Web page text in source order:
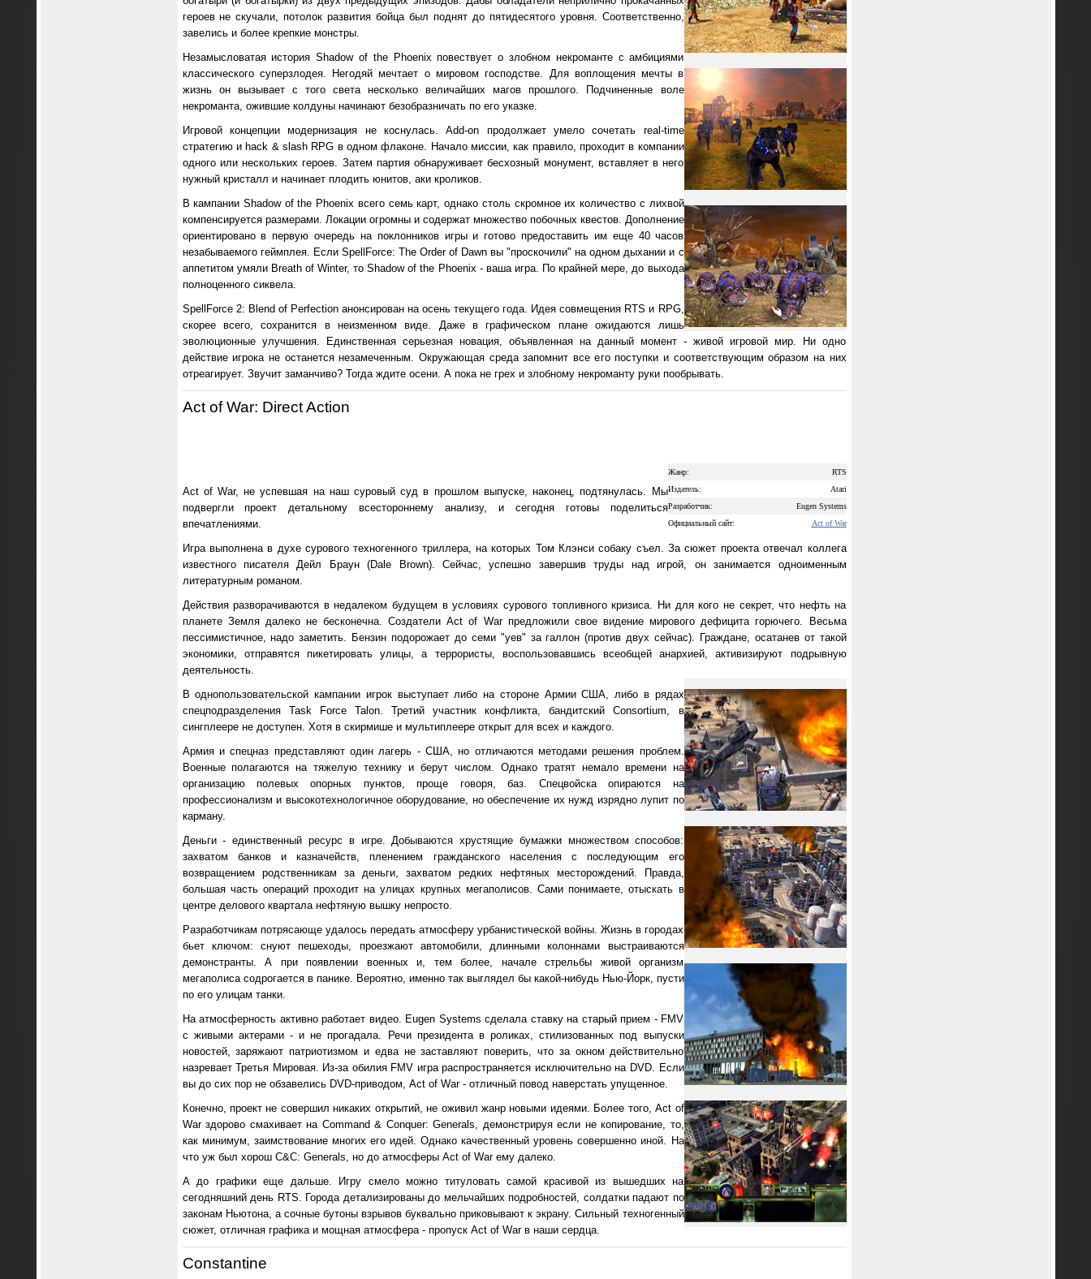
героев не скучали, потолок развития бойца был поднят до пятидесятого уровня. Соответственно,
завелись и более крепкие монстры.
Незамысловатая история Shadow of the Phoenix повествует о злобном некроманте с амбициями
классического суперзлодея. Негодяй мечтает о мировом господстве. Для воплощения мечты в
жизнь он вызывает с того света несколько величайших магов прошлого. Подчиненные воле
некроманта, ожившие колдуны начинают безобразничать по его указке.
Игровой концепции модернизация не коснулась. Add-on продолжает умело сочетать real-time
стратегию и hack & slash RPG в одном флаконе. Начало миссии, как правило, проходит в компании
одного или нескольких героев. Затем партия обнаруживает бесхозный монумент, вставляет в него
нужный кристалл и начинает плодить юнитов, аки кроликов.
В кампании Shadow of the Phoenix всего семь карт, однако столь скромное их количество с лихвой
компенсируется размерами. Локации огромны и содержат множество побочных квестов. Дополнение
ориентировано в первую очередь на поклонников игры и готово предоставить им еще 40 часов
незабываемого геймплея. Если SpellForce: The Order of Dawn вы "проскочили" на одном дыхании и с
аппетитом умяли Breath of Winter, то Shadow of the Phoenix - ваша игра. По крайней мере, до выхода
полноценного сиквела.
SpellForce 2: Blend of Perfection анонсирован на осень текущего года. Идея совмещения RTS и RPG,
скорее всего, сохранится в неизменном виде. Даже в графическом плане ожидаются лишь
эволюционные улучшения. Единственная серьезная новация, объявленная на данный момент - живой игровой мир. Ни одно
действие игрока не останется незамеченным. Окружающая среда запомнит все его поступки и соответствующим образом на них
отреагирует. Звучит заманчиво? Тогда ждите осени. А пока не грех и злобному некроманту руки пообрывать.
Act of War: Direct Action
Жанр:
RTS
Издатель:
Atari
Разработчик:
Eugen Systems
Официальный сайт:
Act of War
Act of War, не успевшая на наш суровый суд в прошлом выпуске, наконец, подтянулась. Мы
подвергли проект детальному всестороннему анализу, и сегодня готовы поделиться
впечатлениями.
Игра выполнена в духе сурового техногенного триллера, на которых Том Клэнси собаку съел. За сюжет проекта отвечал коллега
известного писателя Дейл Браун (Dale Brown). Сейчас, успешно завершив труды над игрой, он занимается одноименным
литературным романом.
Действия разворачиваются в недалеком будущем в условиях сурового топливного кризиса. Ни для кого не секрет, что нефть на
планете Земля далеко не бесконечна. Создатели Act of War предложили свое видение мирового дефицита горючего. Весьма
пессимистичное, надо заметить. Бензин подорожает до семи "уев" за галлон (против двух сейчас). Граждане, осатанев от такой
экономики, отправятся пикетировать улицы, а террористы, воспользовавшись всеобщей анархией, активизируют подрывную
деятельность.
В однопользовательской кампании игрок выступает либо на стороне Армии США, либо в рядах
спецподразделения Task Force Talon. Третий участник конфликта, бандитский Consortium, в
сингплеере не доступен. Хотя в скирмише и мультиплеере открыт для всех и каждого.
Армия и спецназ представляют один лагерь - США, но отличаются методами решения проблем.
Военные полагаются на тяжелую технику и берут числом. Однако тратят немало времени на
организацию полевых опорных пунктов, проще говоря, баз. Спецвойска опираются на
профессионализм и высокотехнологичное оборудование, но обеспечение их нужд изрядно лупит по
карману.
Деньги - единственный ресурс в игре. Добываются хрустящие бумажки множеством способов:
захватом банков и казначейств, пленением гражданского населения с последующим его
возвращением родственникам за деньги, захватом редких нефтяных месторождений. Правда,
большая часть операций проходит на улицах крупных мегаполисов. Сами понимаете, отыскать в
центре делового квартала нефтяную вышку непросто.
Разработчикам потрясающе удалось передать атмосферу урбанистической войны. Жизнь в городах
бьет ключом: снуют пешеходы, проезжают автомобили, длинными колоннами выстраиваются
демонстранты. А при появлении военных и, тем более, начале стрельбы живой организм
мегаполиса содрогается в панике. Вероятно, именно так выглядел бы какой-нибудь Нью-Йорк, пусти
по его улицам танки.
На атмосферность активно работает видео. Eugen Systems сделала ставку на старый прием - FMV
с живыми актерами - и не прогадала. Речи президента в роликах, стилизованных под выпуски
новостей, заряжают патриотизмом и едва не заставляют поверить, что за окном действительно
назревает Третья Мировая. Из-за обилия FMV игра распространяется исключительно на DVD. Если
вы до сих пор не обзавелись DVD-приводом, Act of War - отличный повод наверстать упущенное.
Конечно, проект не совершил никаких открытий, не оживил жанр новыми идеями. Более того, Act of
War здорово смахивает на Command & Conquer: Generals, демонстрируя если не копирование, то,
как минимум, заимствование многих его идей. Однако качественный уровень совершенно иной. На
что уж был хорош C&C: Generals, но до атмосферы Act of War ему далеко.
А до графики еще дальше. Игру смело можно титуловать самой красивой из вышедших на
сегодняшний день RTS. Города детализированы до мельчайших подробностей, солдатки падают по
законам Ньютона, а сочные бутоны взрывов буквально приковывают к экрану. Сильный техногенный
сюжет, отличная графика и мощная атмосфера - пропуск Act of War в наши сердца.
Constantine